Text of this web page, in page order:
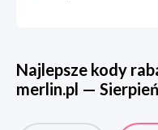
Najlepsze kody
merlin.pl — Sierpień